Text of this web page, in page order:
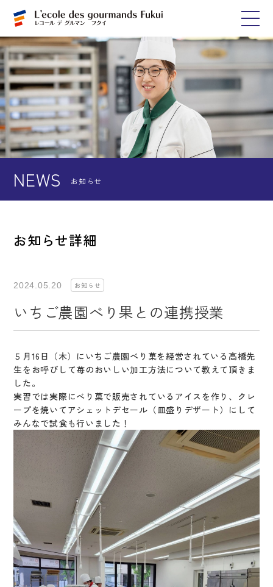
NEWS お知らせ
お知らせ詳細
2024.05.20 お知らせ
いちご農園べり果との連携授業
５月16日（木）にいちご農園べり菓を経営されている高橋先
生をお呼びして苺のおいしい加工方法について教えて頂きま
した。
実習では実際にべり菓で販売されているアイスを作り、クレ
ープを焼いてアシェットデセール（皿盛りデザート）にして
みんなで試食も行いました！